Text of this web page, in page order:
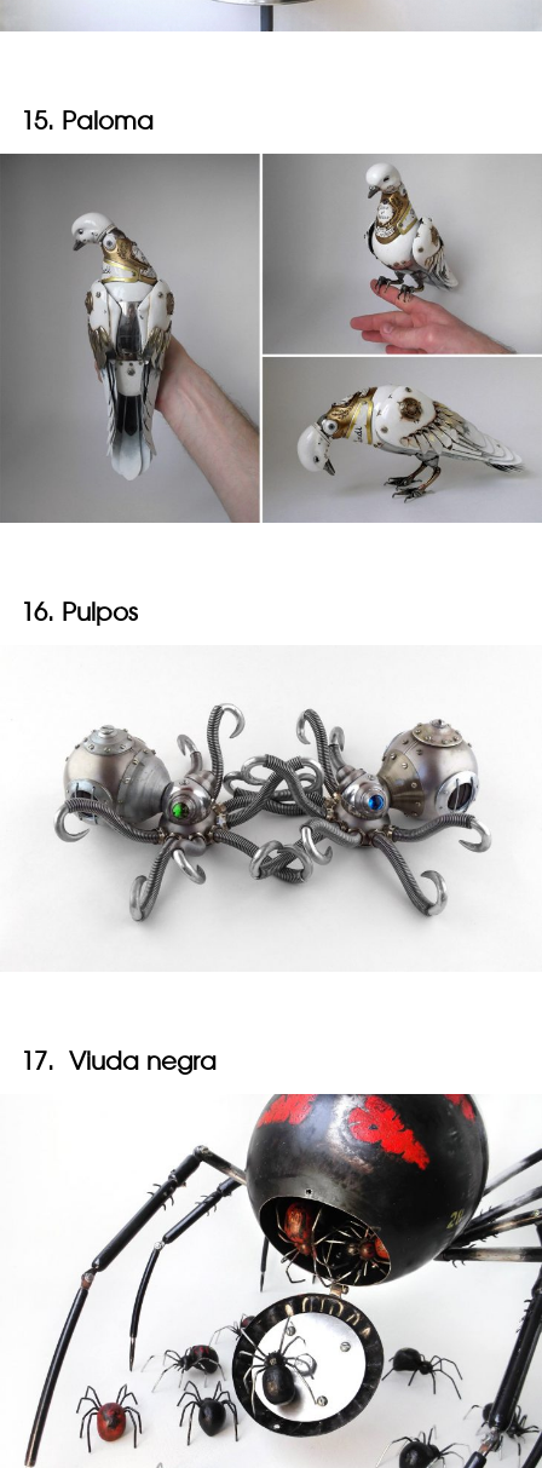
15. Paloma
16. Pulpos
17. Viuda negra